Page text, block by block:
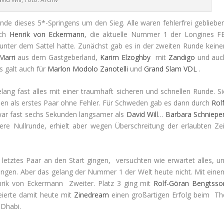
dieses 5*-Springens um den Sieg. Alle waren fehlerfrei
Henrik von Eckermann, die aktuelle Nummer 1 der Longines
dem Sattel hatte. Zunächst gab es in der zweiten Runde
aus dem Gastgeberland, Karim Elzoghby mit Zandigo und
galt auch für Marlon Modolo Zanotelli undGrand Slam VDL .
fast alles mit einer traumhaft sicheren und schnellen Runde.
als erstes Paar ohne Fehler. Für Schweden gab es dann durch
fast sechs Sekunden langsamer als David Will… Barbara
Nullrunde, erhielt aber wegen Überschreitung der erlaubten
Paar an den Start gingen, versuchten wie erwartet alles,
Aber das gelang der Nummer 1 der Welt heute nicht. Mit
von Eckermann Zweiter. Platz 3 ging mit Rolf-Göran
damit heute mit Zinedream einen großartigen Erfolg beim